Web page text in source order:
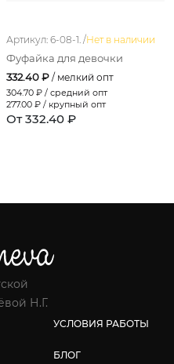
Артикул: 6-08-1. /Нет в наличии
Фуфайка для девочки
332.40 ₽ / мелкий опт
304.70 ₽ / средний опт
277.00 ₽ / крупный опт
От 332.40 ₽
Н.Г.
УСЛОВИЯ РАБОТЫ
БЛОГ